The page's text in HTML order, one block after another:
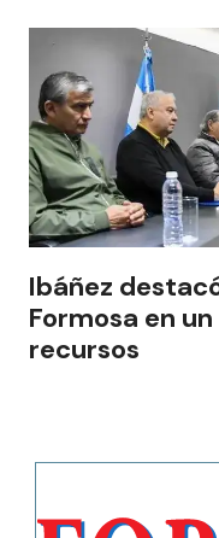
Ibáñez
Formosa en
recursos